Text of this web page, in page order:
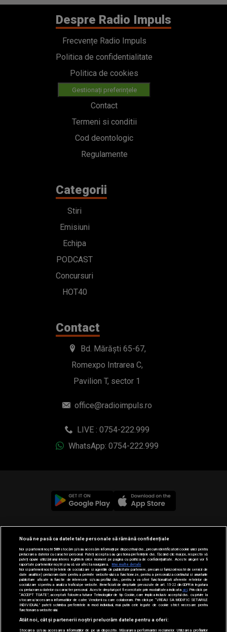
Despre Radio Impuls
Frecvențe Radio Impuls
Politica de confidentialitate
Politica de cookies
Gestionați preferințele
Contact
Termeni si conditii
Cod deontologic
Regulamente
Categorii
Stiri
Emisiuni
Echipa
PODCAST
Concursuri
HOT40
Contact
Bd. Mărăști 65-67,
Romexpo Intrarea C,
Pavilion T, sector 1
office@radioimpuls.ro
LIVE : 0754-222.999
WhatsApp: 0754-222.999
© 2019-2026 DOGAN MEDIA INTERNATIONAL SA, Toate
drepturile rezervate.
Nouă ne pasă ca datele tale personale să rămână confidențiale
Noi și partenerii noștri589stocăm și/sau accesăm informații pe dispozitivul dvs., precum identificatorii cookie unici pentru
prelucrarea datelor cu caracter personal. Puteți accepta sau gestiona preferințele dvs. făcând clic mai jos, respectiv vă
puteți opune utilizării unui interes legitim în orice moment pe pagina cu politica de confidențialitate. Aceste alegeri vor fi
raportate partenerilor noștri și nu vă vor afecta navigarea.
Mai multe detalii
Noi si partenerii nostri (retelele de socializare si agentiile de publicitate partenere, precum si furnizorii nostri de servicii de
date analitice) prelucram date pentru a permite website-ului sa functioneze, pentru a personaliza continutul si anunturile
publicitare afisate in functie de interesele si/sau profilul dvs., pentru a va oferi functionalitati aferente retelelor de
socializare si pentru a analiza traficul pe website. Beneficiati de drepturile prevazute de art. 15-22 din GDPR in legatura
cu prelucrarea datelor cu caracter personal. Aceste drepturi pot fi exercitate prin modalitatea indicataaici . Prin click pe
“ACCEPT TOATE”, acceptati folosirea tuturor Tehnologiilor de tip Cookie, care implica inclusiv acceptul dvs. cu privire la
stocarea/accesarea informatiilor de catre Vendor-ii cu care colaboram. Prin click pe “VREAU SA MODIFIC SETARILE
INDIVIDUAL” puteti schimba preferintele in mod individual, mai putin cele legate de cookie strict necesare pentru
functionarea website-ului.
Atât noi, cât și partenerii noștri prelucrăm datele pentru a oferi:
Stocarea și/sau accesarea informațiilor de pe un dispozitiv. Măsurarea performanței reclamelor. Utilizarea profilurilor